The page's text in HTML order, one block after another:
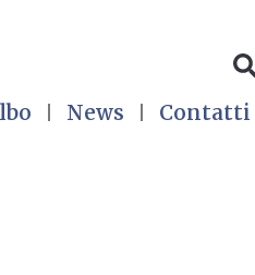
News Contatti